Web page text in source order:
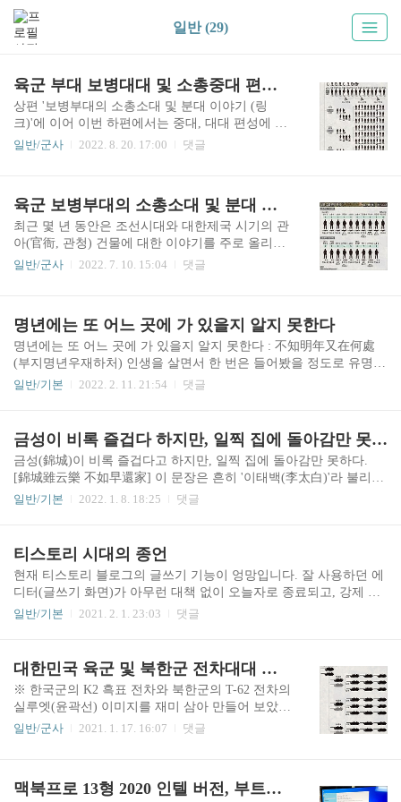
일반 (29)
육군 부대 보병대대 및 소총중대 편성 이야기 (Feat. 북한 조선인민군)
상편 '보병부대의 소총소대 및 분대 이야기 (링
크)'에 이어 이번 하편에서는 중대, 대대 편성에 관
한 내용을 알아보겠습니다.위 5번 그림의 편성표는
다.위 편성표는 화기소대(火器小隊, Weapons Platoo
n) 없이 중대본부(中隊本部, Company Headquarters)
와 3개 소총소대(小銃小隊, Rifle Platoon)로 이루어
진 1개 중대(中隊) 편성례를 보여주고 있습니다. 소
장비한 6..
일반/군사 2022. 8. 20. 17:00 댓글
육군 보병부대의 소총소대 및 분대 편성 이야기
최근 몇 년 동안은 조선시대와 대한제국 시기의 관
아(官衙, 관청) 건물에 대한 이야기를 주로 올리고
있는데, 안타깝게도(?) 본 블로그에서 가장 조회수
한 번 더 올려보겠습니다. 이번 글은 보병부대의 소
대, 분대 편성에 관한 내용입니다.※ 본 글은 대한
민국 국군 부대의 편성 또는 편제를 정확하게 정리
하거나 설명한 것이 아닙니다. 즉, 군부대의 기본적
성표는 육군 보병부대의 소총분대 편성 사례입니
다. 소총분대를 보병분대라고도 하는데, 보병(步
兵, Infantry..
일반/군사 2022. 7. 10. 15:04 댓글
명년에는 또 어느 곳에 가 있을지 알지 못한다
명년에는 또 어느 곳에 가 있을지 알지 못한다 : 不知明年又在何處
(부지명년우재하처) 인생을 살면서 한 번은 들어봤을 정도로 유명한
고전 문구는 아니지만, 한곳에 오래 정착해서 살아가기가 어려운 현
저런 이유와 사건들로 인해 몇 년 후에 내가 있을 곳을 장담하기 어
려운 것이 현실이기 때문이다. 특히 요즘처럼 평생직장 개념이 흐려
진 시기에는, 고정적이고 안정적인 삶보다는 개인의 행복에 무게를
두는 사람들이 많아진 지금에는 더욱더 그렇다. 옛날 동양 전통 사회
에서는 사람들이 선망하는 최고의 직업이 관직이었고, 그 관직에 진
일반/기본 2022. 2. 11. 21:54 댓글
금성이 비록 즐겁다 하지만, 일찍 집에 돌아감만 못하다
금성(錦城)이 비록 즐겁다고 하지만, 일찍 집에 돌아감만 못하다.
[錦城雖云樂 不如早還家] 이 문장은 흔히 '이태백(李太白)'라 불리는
당(唐)나라의 시인 이백(李白, 701-762)의 시 〈촉도난(蜀道難)〉에
서 촉한(蜀漢)을 세웠기에 이런 지명이 낯설지 않다. 촉으로 떠나는
친구를 위로하기 위해 지은 것으로 알려진 이 시 〈촉도난〉에서, 이
백은 촉 지역으로 향하는 여정의 험난함에 대해 처절하게 묘사하고
있다. 제목에 쓴 문장의 직전 부분은 다음과 같다. 아침에는 사나운
호랑이 피하고 저녁엔 긴 뱀 피해도 [朝避猛虎 夕避長蛇] 이빨 갈고
일반/기본 2022. 1. 8. 18:25 댓글
티스토리 시대의 종언
현재 티스토리 블로그의 글쓰기 기능이 엉망입니다. 잘 사용하던 에
디터(글쓰기 화면)가 아무런 대책 없이 오늘자로 종료되고, 강제 적
용되는 새 에디터는 문자 그대로 '총체적 난국'입니다. 기능 미비로
회사의 스파이가 기획 또는 결제 라인에 있는 것은 아닐까 상상될 정
도입니다. 알다가도 모를 일이네요. 어쩌면, 개인 홈페이지를 다시
손봐야 할지 모르겠습니다. 이만 총총.
일반/기본 2021. 2. 1. 23:03 댓글
대한민국 육군 및 북한군 전차대대 편제 (부대 편성 이야기)
※ 한국군의 K2 흑표 전차와 북한군의 T-62 전차의
실루엣(윤곽선) 이미지를 재미 삼아 만들어 보았습
니다. 그리고 내친김에 그 이미지를 활용하여 전차
(국군 부대 편성은 군사보안상의 이유 때문에 만약
일반/군사 2021. 1. 17. 16:07 댓글
맥북프로 13형 2020 인텔 버전, 부트캠프 윈도우10 설치 후기